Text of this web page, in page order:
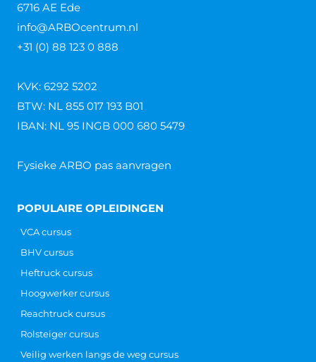
6716 AE Ede
info@ARBOcentrum.nl
+31 (0) 88 123 0 888
KVK: 6292 5202
BTW: NL 855 017 193 B01
IBAN: NL 95 INGB 000 680 5479
Fysieke ARBO pas aanvragen
POPULAIRE OPLEIDINGEN
VCA cursus
BHV cursus
Heftruck cursus
Hoogwerker cursus
Reachtruck cursus
Rolsteiger cursus
Veilig werken langs de weg cursus